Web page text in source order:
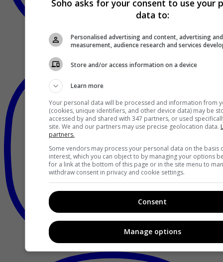
Soho asks for your consent to use your
data to:
Personalised advertising and content, advertising
measurement, audience research and services
Store and/or access information on a device
Learn more
Your personal data will be processed and information from
(cookies, unique identifiers, and other device data) may be
accessed by and shared with 347 partners, or used
site. We and our partners may use precise geolocation data.
partners.
Some vendors may process your personal data on the basis
interest, which you can object to by managing your options
for a link at the bottom of this page or in the site menu to
withdraw consent in privacy and cookie settings.
Consent
Manage options